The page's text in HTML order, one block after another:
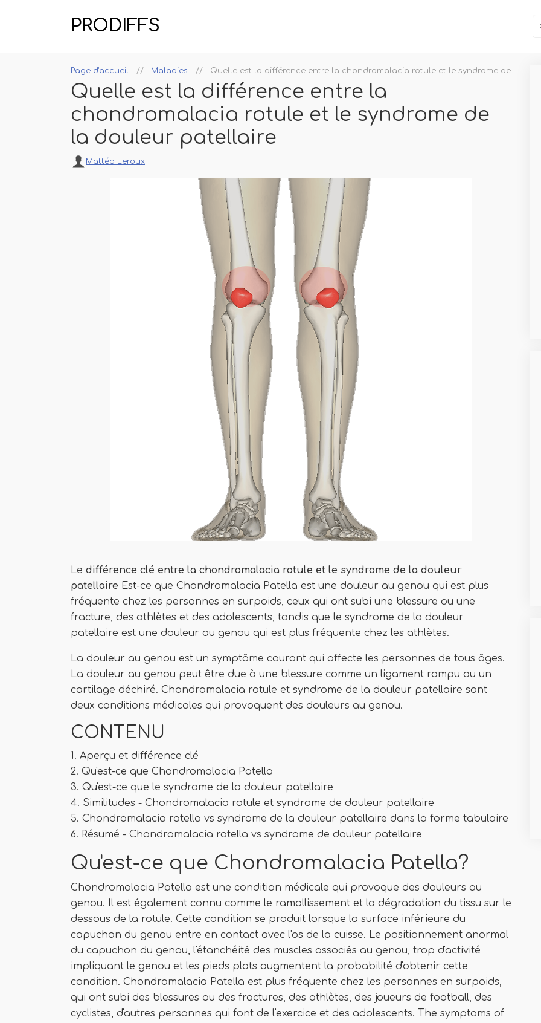
PRODIFFS
Page d'accueil Maladies Quelle est la différence entre la chondromalacia rotule et le syndrome de la
Quelle est la différence entre la
chondromalacia rotule et le syndrome de
la douleur patellaire
Mattéo Leroux
Le différence clé entre la chondromalacia rotule et le syndrome de la douleur
patellaire Est-ce que Chondromalacia Patella est une douleur au genou qui est plus
fréquente chez les personnes en surpoids, ceux qui ont subi une blessure ou une
fracture, des athlètes et des adolescents, tandis que le syndrome de la douleur
patellaire est une douleur au genou qui est plus fréquente chez les athlètes.
La douleur au genou est un symptôme courant qui affecte les personnes de tous âges.
La douleur au genou peut être due à une blessure comme un ligament rompu ou un
cartilage déchiré. Chondromalacia rotule et syndrome de la douleur patellaire sont
deux conditions médicales qui provoquent des douleurs au genou.
CONTENU
1. Aperçu et différence clé
2. Qu'est-ce que Chondromalacia Patella
3. Qu'est-ce que le syndrome de la douleur patellaire
4. Similitudes - Chondromalacia rotule et syndrome de douleur patellaire
5. Chondromalacia ratella vs syndrome de la douleur patellaire dans la forme tabulaire
6. Résumé - Chondromalacia ratella vs syndrome de douleur patellaire
Qu'est-ce que Chondromalacia Patella?
Chondromalacia Patella est une condition médicale qui provoque des douleurs au
genou. Il est également connu comme le ramollissement et la dégradation du tissu sur le
dessous de la rotule. Cette condition se produit lorsque la surface inférieure du
capuchon du genou entre en contact avec l'os de la cuisse. Le positionnement anormal
du capuchon du genou, l'étanchéité des muscles associés au genou, trop d'activité
impliquant le genou et les pieds plats augmentent la probabilité d'obtenir cette
condition. Chondromalacia Patella est plus fréquente chez les personnes en surpoids,
qui ont subi des blessures ou des fractures, des athlètes, des joueurs de football, des
cyclistes, d'autres personnes qui font de l'exercice et des adolescents. The symptoms of